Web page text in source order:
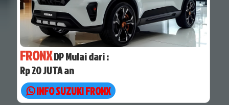
FRONXDP Mulai dari :
Rp 20 JUTA an
INFO SUZUKI FRONX